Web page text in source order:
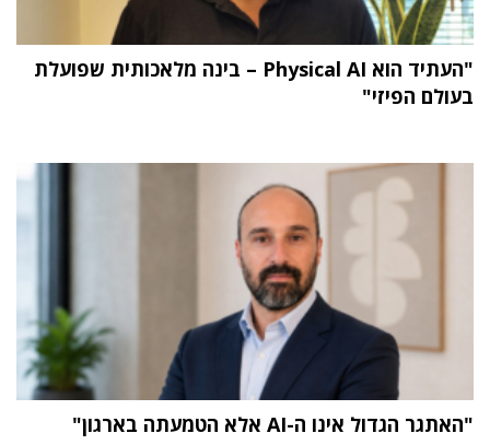
"העתיד הוא Physical AI – בינה מלאכותית שפועלת
בעולם הפיזי"
"האתגר הגדול אינו ה-AI אלא הטמעתה בארגון"